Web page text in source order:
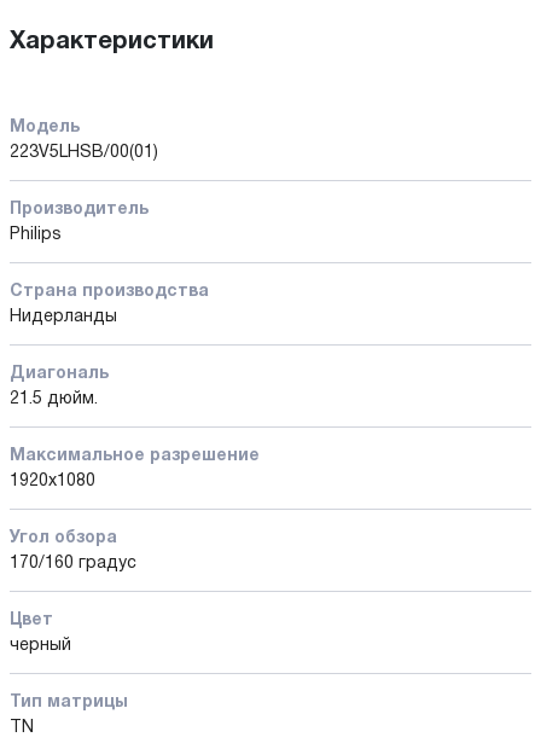
Характеристики
Модель
223V5LHSB/00(01)
Производитель
Philips
Страна производства
Нидерланды
Диагональ
21.5 дюйм.
Максимальное разрешение
1920x1080
Угол обзора
170/160 градус
Цвет
черный
Тип матрицы
TN